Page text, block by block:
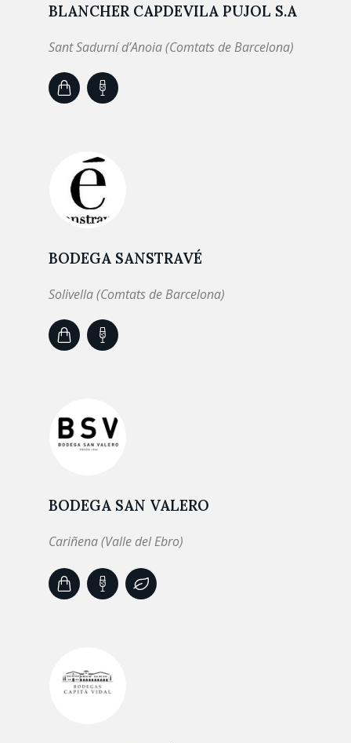
BLANCHER CAPDEVILA PUJOL S.A
Sant Sadurní d’Anoia (Comtats de Barcelona)
BODEGA SANSTRAVÉ
Solivella (Comtats de Barcelona)
BODEGA SAN VALERO
Cariñena (Valle del Ebro)